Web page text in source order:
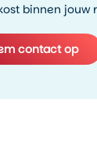
binnen jouw
contact op